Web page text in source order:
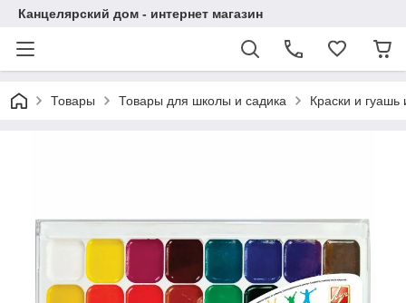
Канцелярский дом - интернет магазин
Товары Товары для школы и садика Краски и гуашь